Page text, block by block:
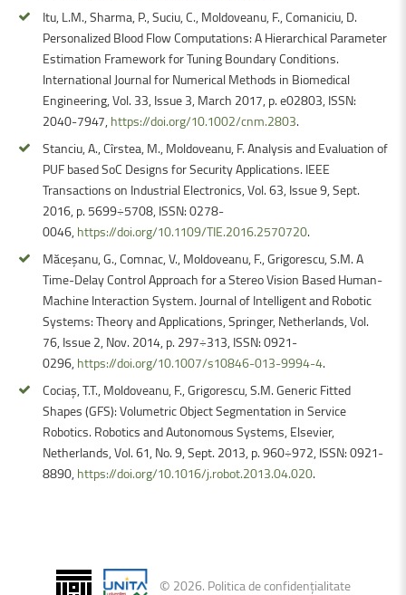
Itu, L.M., Sharma, P., Suciu, C., Moldoveanu, F., Comaniciu, D.
Personalized Blood Flow Computations: A Hierarchical Parameter
Estimation Framework for Tuning Boundary Conditions.
International Journal for Numerical Methods in Biomedical
Engineering, Vol. 33, Issue 3, March 2017, p. e02803, ISSN:
2040-7947,https://doi.org/10.1002/cnm.2803.
Stanciu, A., Cîrstea, M., Moldoveanu, F. Analysis and Evaluation of
PUF based SoC Designs for Security Applications. IEEE
Transactions on Industrial Electronics, Vol. 63, Issue 9, Sept.
2016, p. 5699÷5708, ISSN: 0278-
0046,https://doi.org/10.1109/TIE.2016.2570720.
Măceşanu, G., Comnac, V., Moldoveanu, F., Grigorescu, S.M. A
Time-Delay Control Approach for a Stereo Vision Based Human-
Machine Interaction System. Journal of Intelligent and Robotic
Systems: Theory and Applications, Springer, Netherlands, Vol.
76, Issue 2, Nov. 2014, p. 297÷313, ISSN: 0921-
0296,https://doi.org/10.1007/s10846-013-9994-4.
Cociaş, T.T., Moldoveanu, F., Grigorescu, S.M. Generic Fitted
Shapes (GFS): Volumetric Object Segmentation in Service
Robotics. Robotics and Autonomous Systems, Elsevier,
Netherlands, Vol. 61, No. 9, Sept. 2013, p. 960÷972, ISSN: 0921-
8890,https://doi.org/10.1016/j.robot.2013.04.020.
© 2026. Politica de confidențialitate